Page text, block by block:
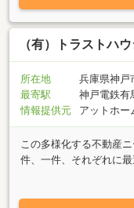
（有）トラストハ
所在地
兵庫県神戸
最寄駅
神戸電鉄有
情報提供元
アットホー
この多様化する不動産
件、一件、それぞれに
できないような細かな